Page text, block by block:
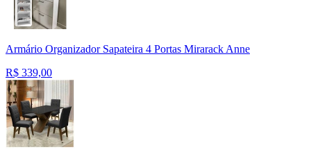
Armário Organizador Sapateira 4 Portas Mirarack Anne
R$ 339,00